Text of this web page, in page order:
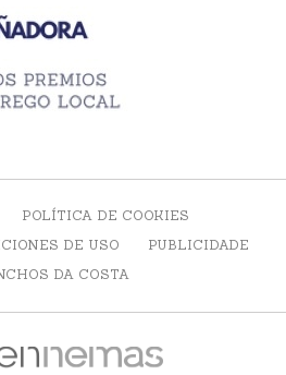
POLÍTICA DE COOKIES
DE USO
PUBLICIDADE
DA COSTA